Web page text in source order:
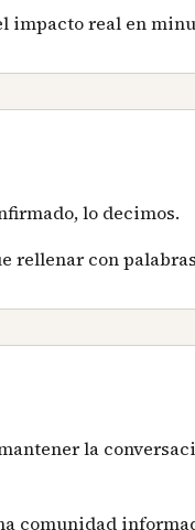
impacto real en
lo decimos.
rellenar con
la
comunidad